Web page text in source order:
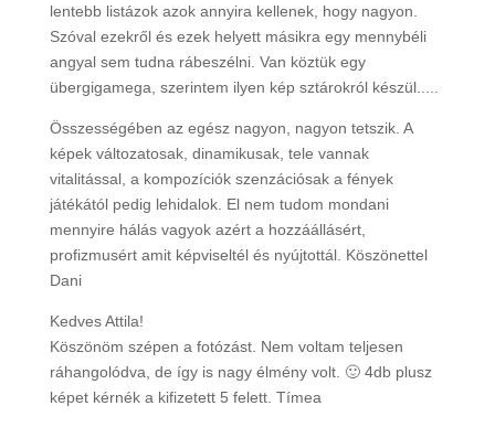
lentebb listázok azok annyira kellenek, hogy nagyon.
Szóval ezekről és ezek helyett másikra egy mennybéli
angyal sem tudna rábeszélni. Van köztük egy
übergigamega, szerintem ilyen kép sztárokról készül.....
Összességében az egész nagyon, nagyon tetszik. A
képek változatosak, dinamikusak, tele vannak
vitalitással, a kompozíciók szenzációsak a fények
játékától pedig lehidalok. El nem tudom mondani
mennyire hálás vagyok azért a hozzáállásért,
profizmusért amit képviseltél és nyújtottál. Köszönettel
Dani
Kedves Attila!
Köszönöm szépen a fotózást. Nem voltam teljesen
ráhangolódva, de így is nagy élmény volt. 🙂 4db plusz
képet kérnék a kifizetett 5 felett. Tímea